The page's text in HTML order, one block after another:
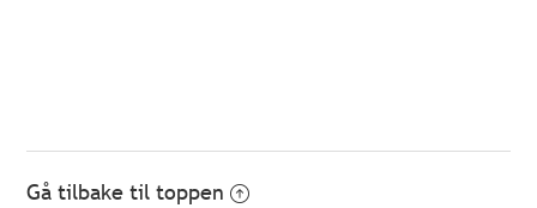
Gå tilbake til toppen